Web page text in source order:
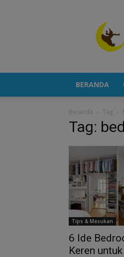
Berita
Properti
Terkini
BERANDA
Beranda Tag
Tag:
Tips & Masukan
6 Ide
Keren